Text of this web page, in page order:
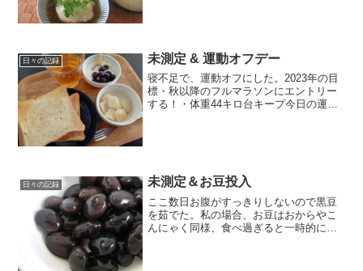
日々の記録 未測定 & 運動オフデー
寝不足で、運動オフにした。2023年の目
標・秋以降のフルマラソンにエントリー
する！・体重44キロ台キープ今日の運動
日々の記録 未測定＆お豆投入
ここ数日お腹がすっきりしないので黒豆
を茹でた。私の場合、お豆はおからやこ
んにゃく同様、食べ過ぎると一時的にお